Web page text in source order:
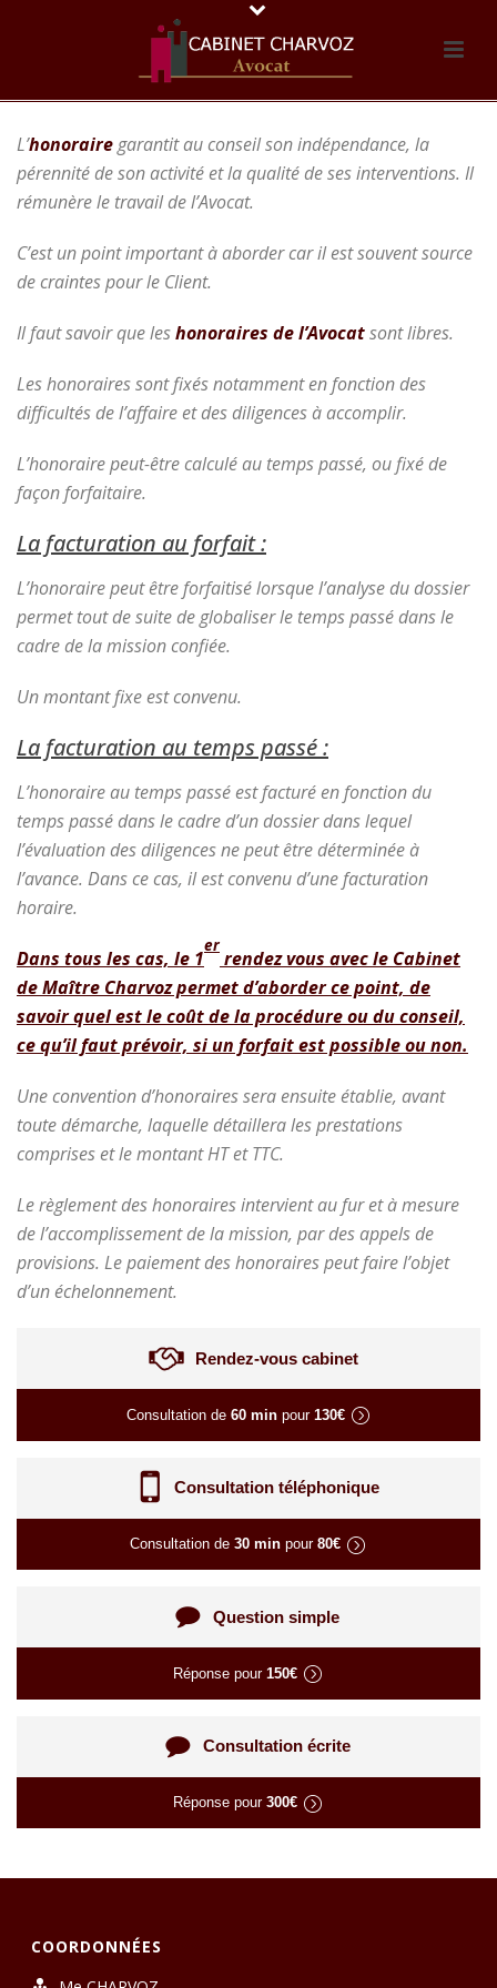
L’honorairegarantit au conseil son indépendance, la
pérennité de son activité et la qualité de ses interventions. Il
rémunère le travail de l’Avocat.
C’est un point important à aborder car il est souvent source
de craintes pour le Client.
Il faut savoir que leshonoraires de l’Avocatsont libres.
Les honoraires sont fixés notamment en fonction des
difficultés de l’affaire et des diligences à accomplir.
L’honoraire peut-être calculé au temps passé, ou fixé de
façon forfaitaire.
La facturation au forfait :
L’honoraire peut être forfaitisé lorsque l’analyse du dossier
permet tout de suite de globaliser le temps passé dans le
cadre de la mission confiée.
Un montant fixe est convenu.
La facturation au temps passé :
L’honoraire au temps passé est facturé en fonction du
temps passé dans le cadre d’un dossier dans lequel
l’évaluation des diligences ne peut être déterminée à
l’avance. Dans ce cas, il est convenu d’une facturation
horaire.
Dans tous les cas, le 1
er
rendez vous avec le Cabinet
de Maître Charvoz permet d’aborder ce point, de
savoir quel est le coût de la procédure ou du conseil,
ce qu’il faut prévoir, si un forfait est possible ou non.
Une convention d’honoraires sera ensuite établie, avant
toute démarche, laquelle détaillera les prestations
comprises et le montant HT et TTC.
Le règlement des honoraires intervient au fur et à mesure
de l’accomplissement de la mission, par des appels de
provisions. Le paiement des honoraires peut faire l’objet
d’un échelonnement.
Rendez-vous cabinet
Consultation de 60 minpour 130€
Consultation téléphonique
Consultation de 30 min pour 80€
Question simple
Réponse pour 150€
Consultation écrite
Réponse pour 300€
COORDONNÉES